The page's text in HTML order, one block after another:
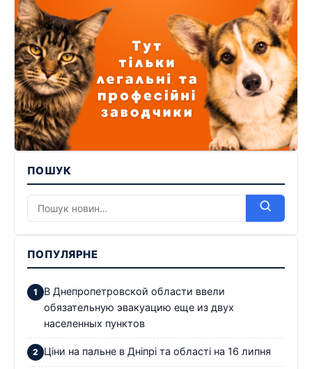
ПОШУК
ПОПУЛЯРНЕ
В Днепропетровской области ввели
обязательную эвакуацию еще из двух
населенных пунктов
Ціни на пальне в Дніпрі та області на 16 липня